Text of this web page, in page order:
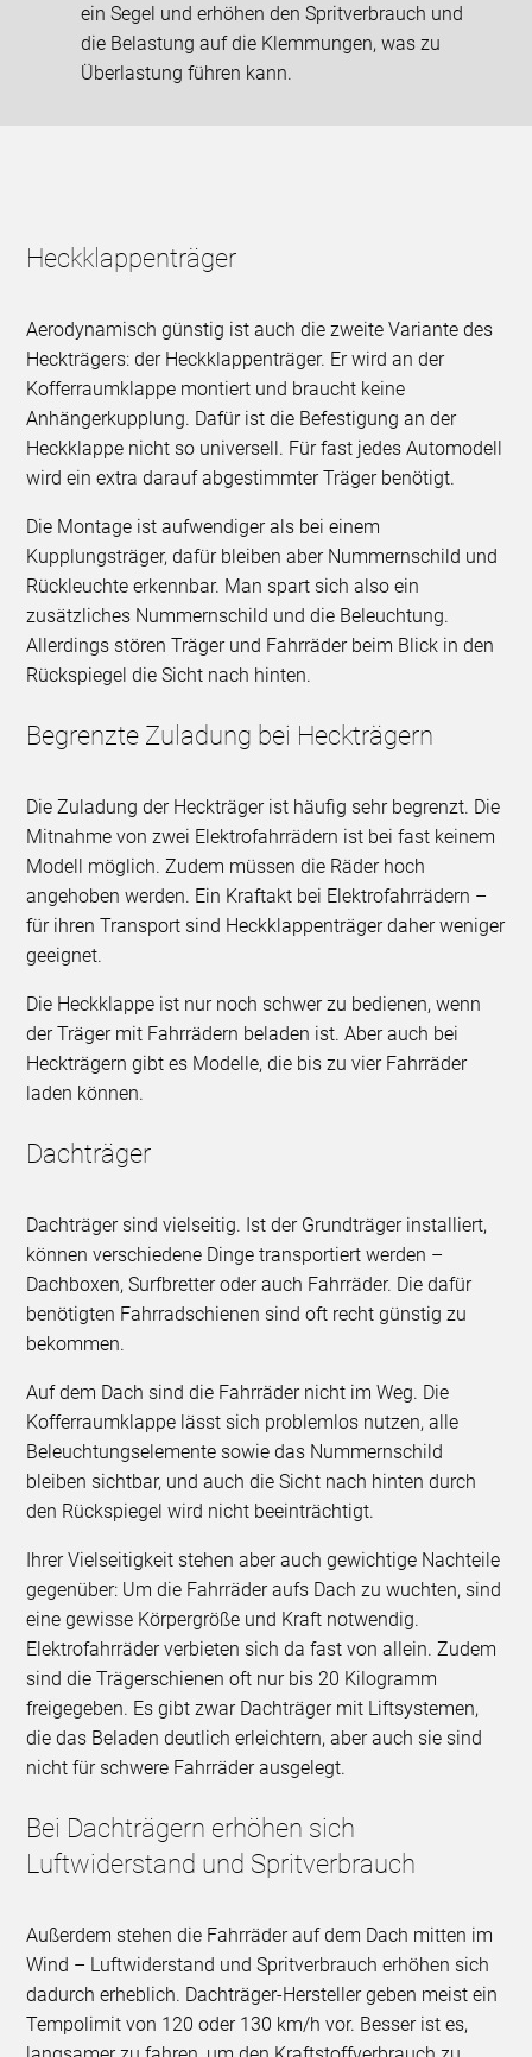
ein Segel und erhöhen den Spritverbrauch und
die Belastung auf die Klemmungen, was zu
Überlastung führen kann.
Heckklappenträger
Aerodynamisch günstig ist auch die zweite Variante des
Heckträgers: der Heckklappenträger. Er wird an der
Kofferraumklappe montiert und braucht keine
Anhängerkupplung. Dafür ist die Befestigung an der
Heckklappe nicht so universell. Für fast jedes Automodell
wird ein extra darauf abgestimmter Träger benötigt.
Die Montage ist aufwendiger als bei einem
Kupplungsträger, dafür bleiben aber Nummernschild und
Rückleuchte erkennbar. Man spart sich also ein
zusätzliches Nummernschild und die Beleuchtung.
Allerdings stören Träger und Fahrräder beim Blick in den
Rückspiegel die Sicht nach hinten.
Begrenzte Zuladung bei Heckträgern
Die Zuladung der Heckträger ist häufig sehr begrenzt. Die
Mitnahme von zwei Elektrofahrrädern ist bei fast keinem
Modell möglich. Zudem müssen die Räder hoch
angehoben werden. Ein Kraftakt bei Elektrofahrrädern –
für ihren Transport sind Heckklappenträger daher weniger
geeignet.
Die Heckklappe ist nur noch schwer zu bedienen, wenn
der Träger mit Fahrrädern beladen ist. Aber auch bei
Heckträgern gibt es Modelle, die bis zu vier Fahrräder
laden können.
Dachträger
Dachträger sind vielseitig. Ist der Grundträger installiert,
können verschiedene Dinge transportiert werden –
Dachboxen, Surfbretter oder auch Fahrräder. Die dafür
benötigten Fahrradschienen sind oft recht günstig zu
bekommen.
Auf dem Dach sind die Fahrräder nicht im Weg. Die
Kofferraumklappe lässt sich problemlos nutzen, alle
Beleuchtungselemente sowie das Nummernschild
bleiben sichtbar, und auch die Sicht nach hinten durch
den Rückspiegel wird nicht beeinträchtigt.
Ihrer Vielseitigkeit stehen aber auch gewichtige Nachteile
gegenüber: Um die Fahrräder aufs Dach zu wuchten, sind
eine gewisse Körpergröße und Kraft notwendig.
Elektrofahrräder verbieten sich da fast von allein. Zudem
sind die Trägerschienen oft nur bis 20 Kilogramm
freigegeben. Es gibt zwar Dachträger mit Liftsystemen,
die das Beladen deutlich erleichtern, aber auch sie sind
nicht für schwere Fahrräder ausgelegt.
Bei Dachträgern erhöhen sich
Luftwiderstand und Spritverbrauch
Außerdem stehen die Fahrräder auf dem Dach mitten im
Wind – Luftwiderstand und Spritverbrauch erhöhen sich
dadurch erheblich. Dachträger-Hersteller geben meist ein
Tempolimit von 120 oder 130 km/h vor. Besser ist es,